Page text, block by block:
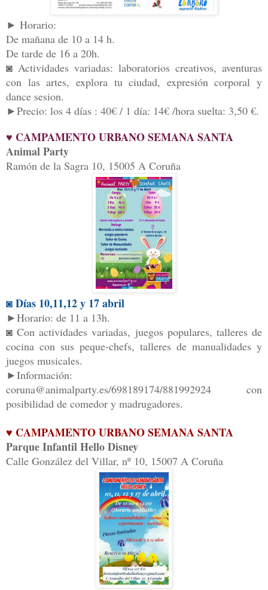
► Horario:
De mañana de 10 a 14 h.
De tarde de 16 a 20h.
◙ Actividades variadas: laboratorios creativos, aventuras
con las artes, explora tu ciudad, expresión corporal y
dance sesion.
►Precio: los 4 días : 40€ / 1 día: 14€ /hora suelta: 3,50 €.
♥ CAMPAMENTO URBANO SEMANA SANTA
Animal Party
Ramón de la Sagra 10, 15005 A Coruña
◙ Días 10,11,12 y 17 abril
►Horario: de 11 a 13h.
◙ Con actividades variadas, juegos populares, talleres de
cocina con sus peque-chefs, talleres de manualidades y
juegos musicales.
►Información:
coruna@animalparty.es/698189174/881992924 con
posibilidad de comedor y madrugadores.
♥ CAMPAMENTO URBANO SEMANA SANTA
Parque Infantil Hello Disney
Calle González del Villar, nº 10, 15007 A Coruña